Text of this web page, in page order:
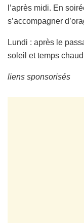
l’après midi. En
s’accompagner
Lundi : après le
soleil et temps
liens sponsorisés